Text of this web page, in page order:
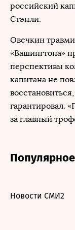
российский
Стэнли.
Овечкин
«Вашингтона»
перспективы
капитана не
гарантировал.
за главный
Популярное
Новости СМИ2